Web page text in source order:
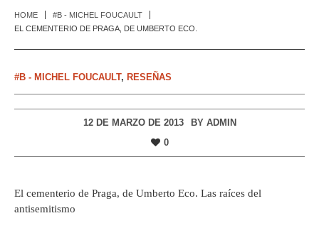
HOME
#B - MICHEL FOUCAULT
EL CEMENTERIO DE PRAGA, DE UMBERTO ECO.
#B - MICHEL FOUCAULT, RESEÑAS
12 DE MARZO DE 2013 BY ADMIN
0
El cementerio de Praga, de Umberto Eco. Las raíces del
antisemitismo